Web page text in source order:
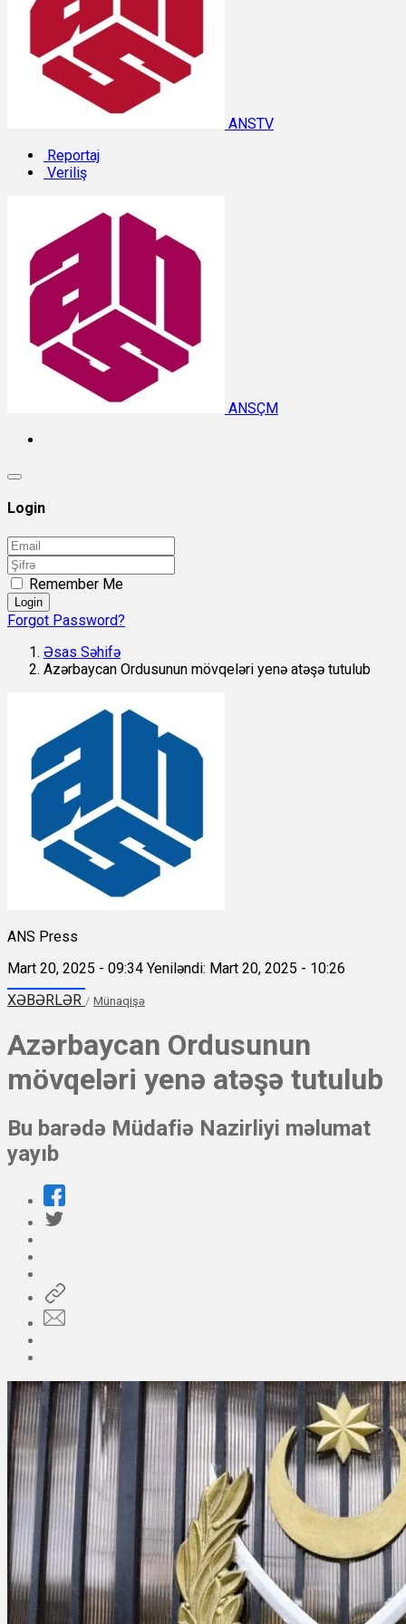
ANSTV
Reportaj
Veriliş
ANSÇM
Login
Remember Me
Login
Forgot Password?
Əsas Səhifə
Azərbaycan Ordusunun mövqeləri yenə atəşə tutulub
ANS Press
Mart 20, 2025 - 09:34 Yeniləndi: Mart 20, 2025 - 10:26
XƏBƏRLƏR / Münaqişə
Azərbaycan Ordusunun
mövqeləri yenə atəşə tutulub
Bu barədə Müdafiə Nazirliyi məlumat
yayıb